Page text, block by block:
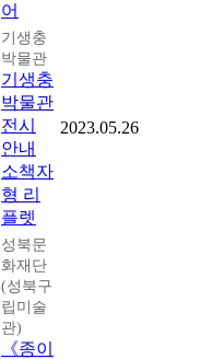
어
기생충
박물관
기생충
박물관
전시
안내
소책자
형 리
플렛
2023.05.26
성북문
화재단
(성북구
립미술
관)
《종이